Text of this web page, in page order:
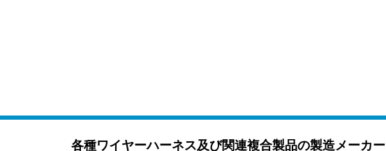
各種ワイヤーハーネス及び関連複合製品の製造メーカー